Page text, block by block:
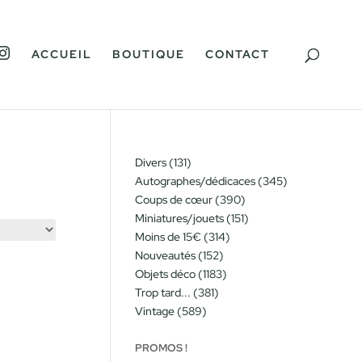
G
ACCUEIL BOUTIQUE CONTACT
Divers 131131
produits
Autographes/dédicaces 345345
Coups de cœur 390390
produits
Miniatures/jouets 151151
Moins de 15€ 314314
Nouveautés 152152
produits
Objets déco 11831183
Trop tard... 381381
Vintage 589589
PROMOS !